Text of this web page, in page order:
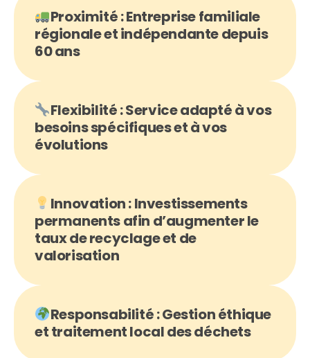
Proximité : Entreprise familiale
régionale et indépendante depuis
60 ans
Flexibilité : Service adapté à vos
besoins spécifiques et à vos
évolutions
Innovation : Investissements
permanents afin d’augmenter le
taux de recyclage et de
valorisation
Responsabilité : Gestion éthique
et traitement local des déchets